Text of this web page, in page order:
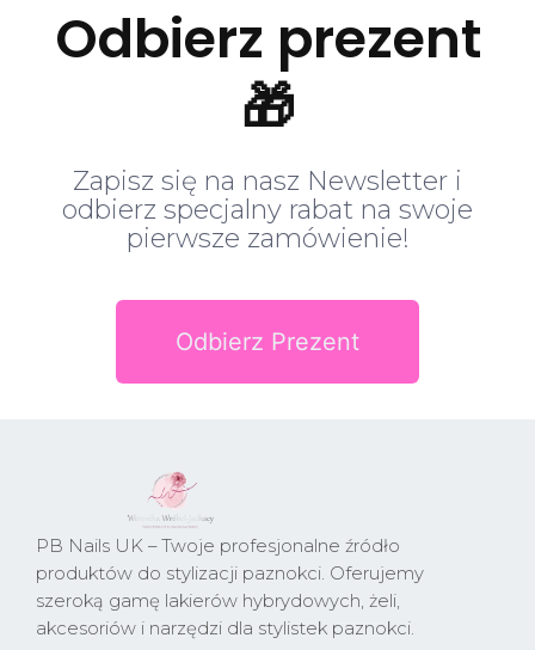
Odbierz prezent
🎁
Zapisz się na nasz Newsletter i
odbierz specjalny rabat na swoje
pierwsze zamówienie!
Odbierz Prezent
PB Nails UK – Twoje profesjonalne źródło
produktów do stylizacji paznokci. Oferujemy
szeroką gamę lakierów hybrydowych, żeli,
akcesoriów i narzędzi dla stylistek paznokci.